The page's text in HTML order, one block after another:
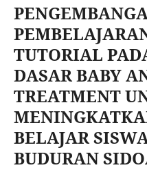
TUTORIAL
DASAR BABY
TREATMENT
BELAJAR
BUDURAN